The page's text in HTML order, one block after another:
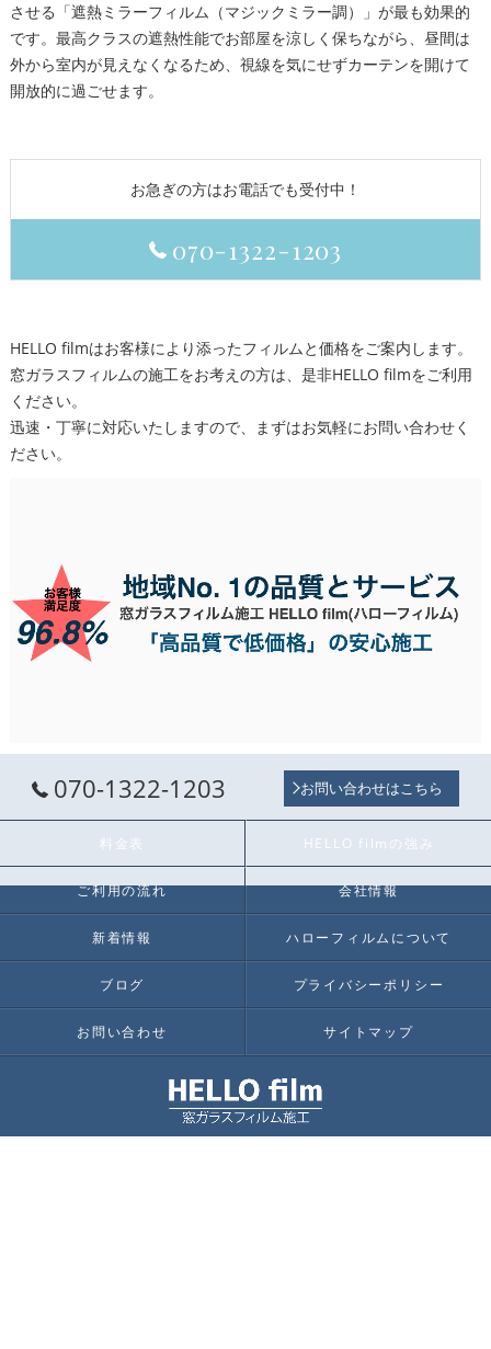
させる「遮熱ミラーフィルム（マジックミラー調）」が最も効果的
です。最高クラスの遮熱性能でお部屋を涼しく保ちながら、昼間は
外から室内が見えなくなるため、視線を気にせずカーテンを開けて
開放的に過ごせます。
お急ぎの方はお電話でも受付中！
070-1322-1203
HELLO filmはお客様により添ったフィルムと価格をご案内します。
窓ガラスフィルムの施工をお考えの方は、是非HELLO filmをご利用
ください。
迅速・丁寧に対応いたしますので、まずはお気軽にお問い合わせく
ださい。
070-1322-1203 お問い合わせはこちら
料金表 HELLO filmの強み
ご利用の流れ 会社情報
新着情報 ハローフィルムについて
ブログ プライバシーポリシー
お問い合わせ サイトマップ